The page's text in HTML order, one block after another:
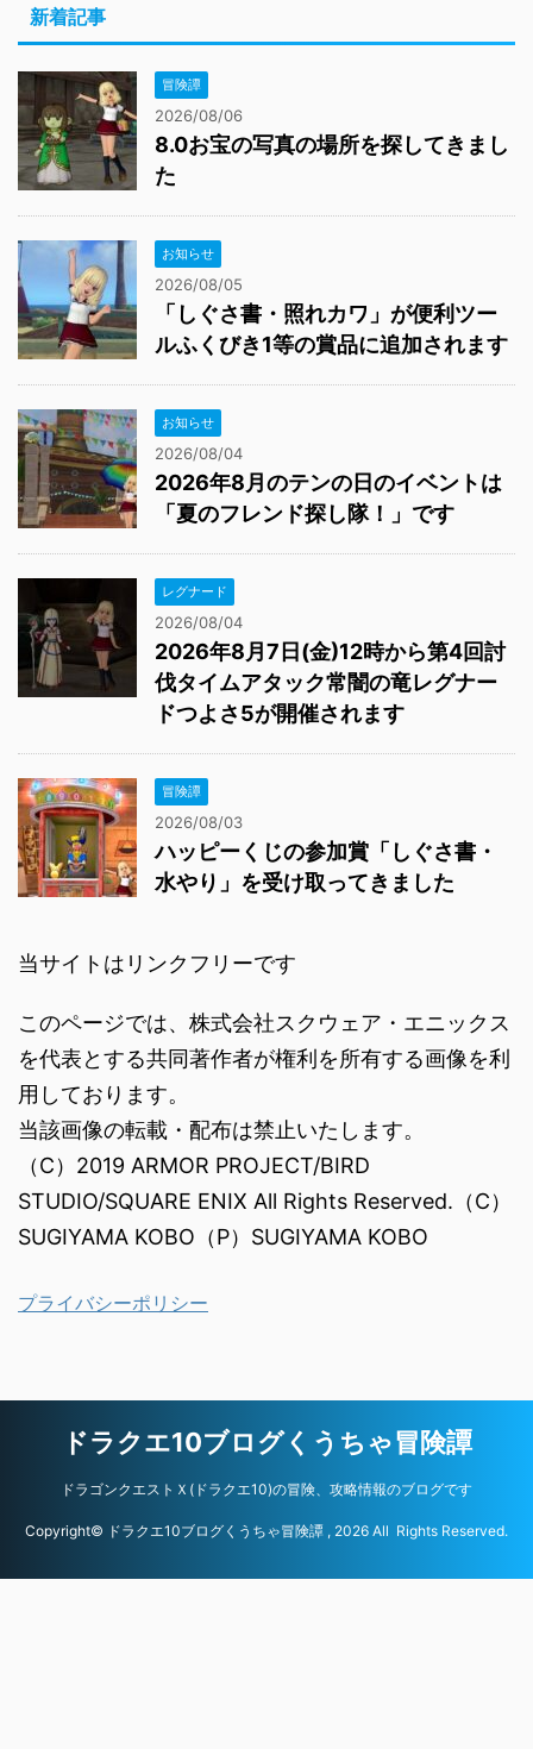
新着記事
冒険譚
2026/08/06
8.0お宝の写真の場所を探してきまし
た
お知らせ
2026/08/05
「しぐさ書・照れカワ」が便利ツー
ルふくびき1等の賞品に追加されます
お知らせ
2026/08/04
2026年8月のテンの日のイベントは
「夏のフレンド探し隊！」です
レグナード
2026/08/04
2026年8月7日(金)12時から第4回討
伐タイムアタック常闇の竜レグナー
ドつよさ5が開催されます
冒険譚
2026/08/03
ハッピーくじの参加賞「しぐさ書・
水やり」を受け取ってきました
当サイトはリンクフリーです
このページでは、株式会社スクウェア・エニックス
を代表とする共同著作者が権利を所有する画像を利
用しております。
当該画像の転載・配布は禁止いたします。
（C）2019 ARMOR PROJECT/BIRD
STUDIO/SQUARE ENIX All Rights Reserved.（C）
SUGIYAMA KOBO（P）SUGIYAMA KOBO
プライバシーポリシー
ドラクエ10ブログくうちゃ冒険譚
ドラゴンクエストＸ(ドラクエ10)の冒険、攻略情報のブログです
Copyright© ドラクエ10ブログくうちゃ冒険譚 , 2026 All Rights Reserved.